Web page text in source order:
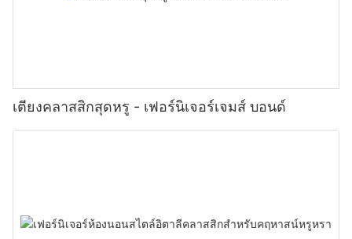
เตียงคลาสสิกสุดหรู - เฟอร์นิเจอร์เจมส์ บอนด์